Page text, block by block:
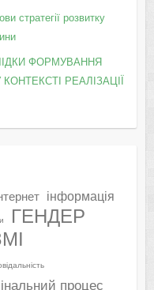
стратегії розвитку
ФОРМУВАННЯ
РЕАЛІЗАЦІЇ
інформація
ГЕНДЕР
процес